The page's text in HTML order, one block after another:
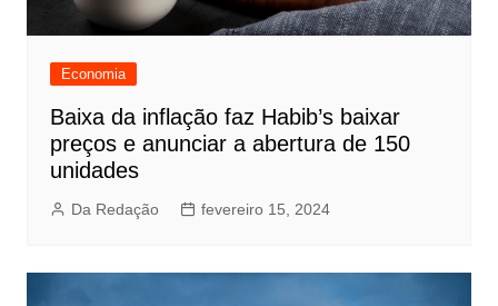
Economia
Baixa da inflação faz Habib’s baixar
preços e anunciar a abertura de 150
unidades
Da Redação fevereiro 15, 2024